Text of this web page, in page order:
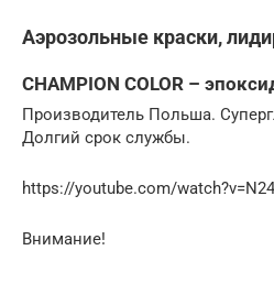
Аэрозольные краски,
CHAMPION COLOR –
Производитель Польша.
Долгий срок службы.
https://youtube.com/
Внимание!